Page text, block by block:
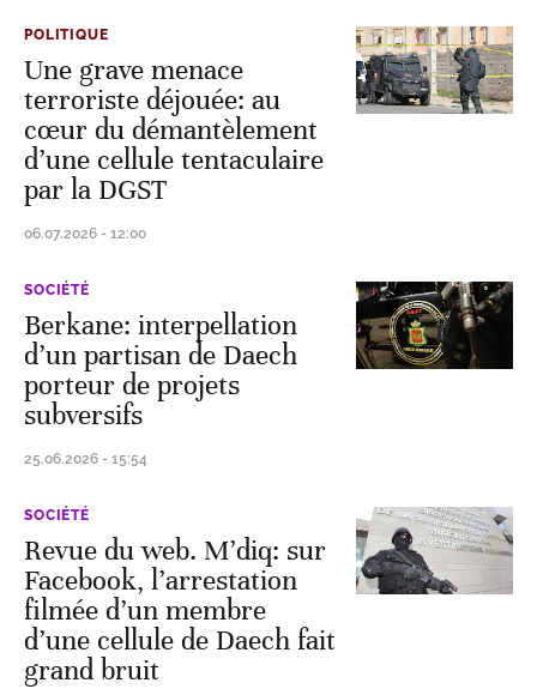
POLITIQUE
Une grave menace
terroriste déjouée: au
cœur du démantèlement
d’une cellule tentaculaire
par la DGST
06.07.2026 - 12:00
SOCIÉTÉ
Berkane: interpellation
d’un partisan de Daech
porteur de projets
subversifs
25.06.2026 - 15:54
SOCIÉTÉ
Revue du web. M’diq: sur
Facebook, l’arrestation
filmée d’un membre
d’une cellule de Daech fait
grand bruit